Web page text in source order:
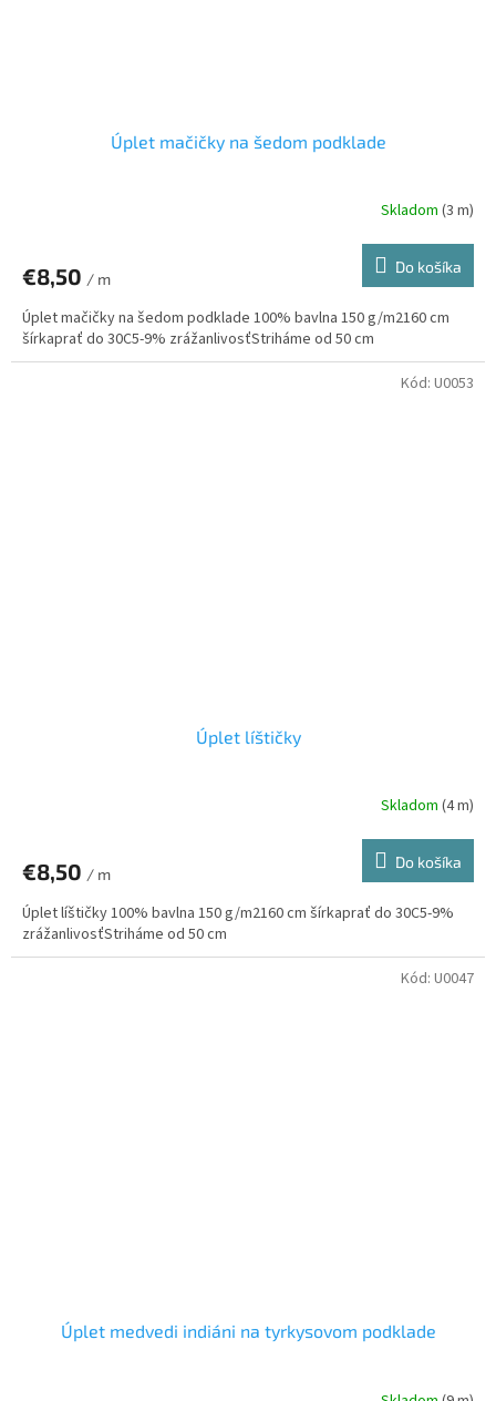
Úplet mačičky na šedom podklade
Skladom (3 m)
€8,50 / m
Do košíka
Úplet mačičky na šedom podklade 100% bavlna 150 g/m2160 cm
šírkaprať do 30C5-9% zrážanlivosťStriháme od 50 cm
Úplet líštičky
Skladom (4 m)
€8,50 / m
Do košíka
Úplet líštičky 100% bavlna 150 g/m2160 cm šírkaprať do 30C5-9%
zrážanlivosťStriháme od 50 cm
Kód: U0053
Úplet medvedi indiáni na tyrkysovom podklade
Kód: U0047